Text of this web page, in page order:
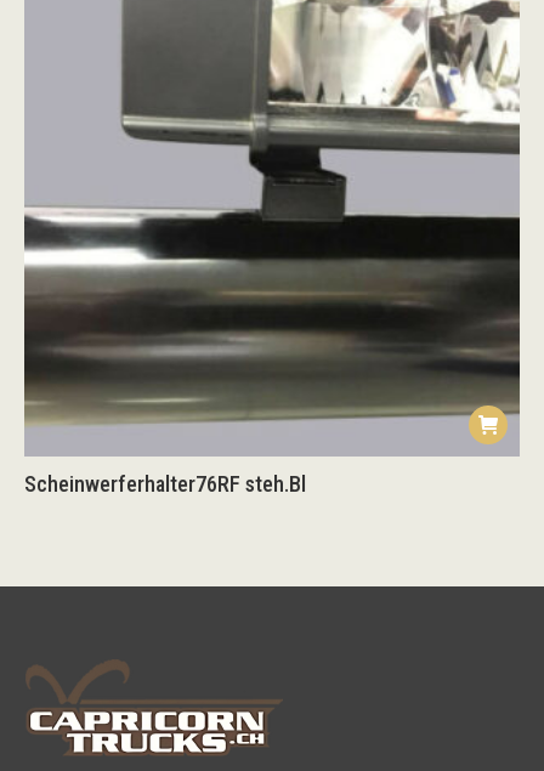
Scheinwerferhalter76RF steh.Bl